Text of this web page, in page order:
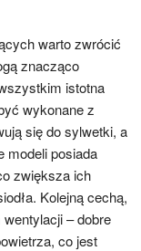
warto zwrócić
znacząco
istotna
wykonane z
się do sylwetki, a
modeli posiada
zwiększa ich
Kolejną cechą,
– dobre
co jest